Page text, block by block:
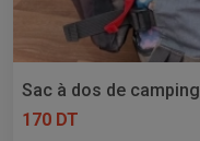
Sac à dos de camping
170 DT